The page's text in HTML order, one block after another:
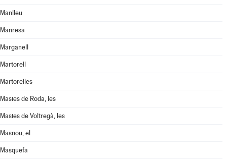
Manlleu
Manresa
Marganell
Martorell
Martorelles
Masies de Roda, les
Masies de Voltregà, les
Masnou, el
Masquefa